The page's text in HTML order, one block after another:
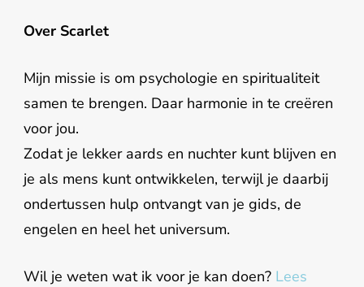
Over Scarlet
Mijn missie is om psychologie en spiritualiteit
samen te brengen. Daar harmonie in te creëren
voor jou.
Zodat je lekker aards en nuchter kunt blijven en
je als mens kunt ontwikkelen, terwijl je daarbij
ondertussen hulp ontvangt van je gids, de
engelen en heel het universum.
Wil je weten wat ik voor je kan doen? Lees